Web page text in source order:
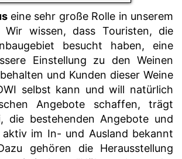
eine sehr große Rolle in unserem
Wir wissen, dass Touristen, die
besucht haben, eine
Einstellung zu den Weinen
und Kunden dieser Weine
selbst kann und will natürlich
Angebote schaffen, trägt
die bestehenden Angebote und
im In- und Ausland bekannt
gehören die Herausstellung